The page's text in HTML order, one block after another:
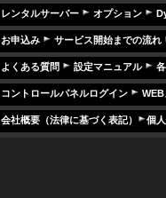
レンタルサーバー オプション
お申込み サービス開始までの流れ
よくある質問 設定マニュアル
コントロールパネルログイン
会社概要（法律に基づく表記） 個